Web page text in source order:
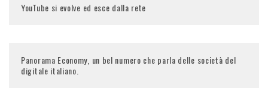
YouTube si evolve ed esce dalla rete
Panorama Economy, un bel numero che parla delle società del
digitale italiano.